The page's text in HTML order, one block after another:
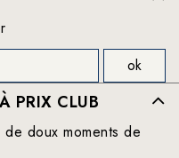
PRIX CLUB
doux moments de